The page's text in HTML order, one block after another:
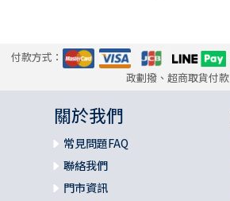
付款方式：
政劃撥、超商取貨付款
關於我們
常見問題FAQ
聯絡我們
門市資訊